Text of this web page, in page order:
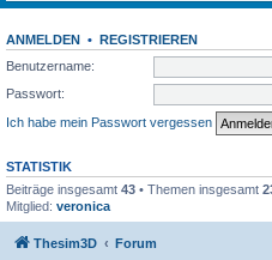
ANMELDEN • REGISTRIEREN
Benutzername:
Passwort:
Ich habe mein Passwort vergessen
STATISTIK
Beiträge insgesamt 43 • Themen insgesamt
Mitglied: veronica
Thesim3D Forum